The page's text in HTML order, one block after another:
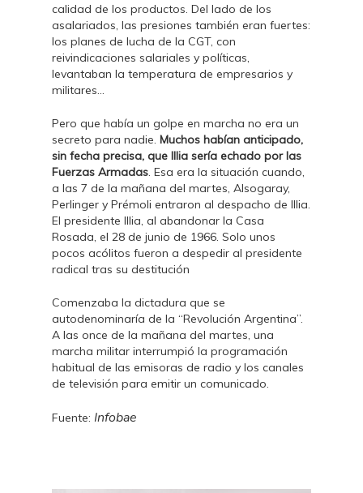
calidad de los productos. Del lado de los
asalariados, las presiones también eran fuertes:
los planes de lucha de la CGT, con
reivindicaciones salariales y políticas,
levantaban la temperatura de empresarios y
militares…
Pero que había un golpe en marcha no era un
secreto para nadie. Muchos habían anticipado,
sin fecha precisa, que Illia sería echado por las
Fuerzas Armadas. Esa era la situación cuando,
a las 7 de la mañana del martes, Alsogaray,
Perlinger y Prémoli entraron al despacho de Illia.
El presidente Illia, al abandonar la Casa
Rosada, el 28 de junio de 1966. Solo unos
pocos acólitos fueron a despedir al presidente
radical tras su destitución
Comenzaba la dictadura que se
autodenominaría de la “Revolución Argentina”.
A las once de la mañana del martes, una
marcha militar interrumpió la programación
habitual de las emisoras de radio y los canales
de televisión para emitir un comunicado.
Fuente: Infobae